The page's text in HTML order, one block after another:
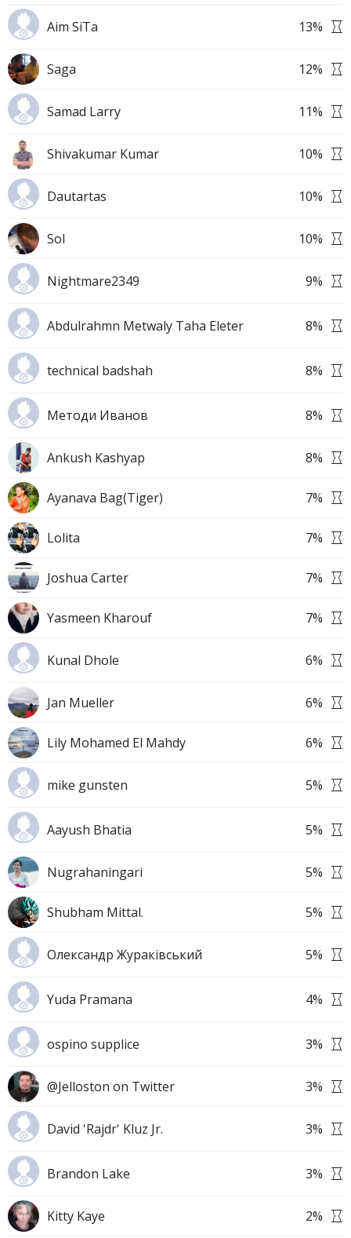
Aim SiTa 13%
Saga 12%
Samad Larry 11%
Shivakumar Kumar 10%
Dautartas 10%
Sol 10%
Nightmare2349 9%
Abdulrahmn Metwaly Taha Eleter 8%
technical badshah 8%
Методи Иванов 8%
Ankush Kashyap 8%
Ayanava Bag(Tiger) 7%
Lolita 7%
Joshua Carter 7%
Yasmeen Kharouf 7%
Kunal Dhole 6%
Jan Mueller 6%
Lily Mohamed El Mahdy 6%
mike gunsten 5%
Aayush Bhatia 5%
Nugrahaningari 5%
Shubham Mittal. 5%
Олександр Жураківський 5%
Yuda Pramana 4%
ospino supplice 3%
@Jelloston on Twitter 3%
David 'Rajdr' Kluz Jr. 3%
Brandon Lake 3%
Kitty Kaye 2%